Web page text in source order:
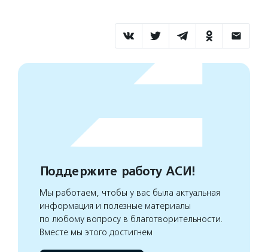
Поддержите работу АСИ!
Мы работаем, чтобы у вас была актуальная
информация и полезные материалы
по любому вопросу в благотворительности.
Вместе мы этого достигнем